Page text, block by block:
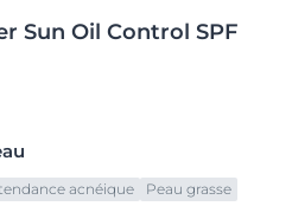
Sun Oil Control SPF
acnéique
Peau grasse